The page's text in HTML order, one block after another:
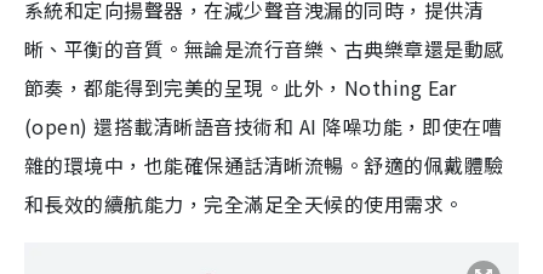
系統和定向揚聲器，在減少聲音洩漏的同時，提供清
晰、平衡的音質。無論是流行音樂、古典樂章還是動感
節奏，都能得到完美的呈現。此外，Nothing Ear
(open) 還搭載清晰語音技術和 AI 降噪功能，即使在嘈
雜的環境中，也能確保通話清晰流暢。舒適的佩戴體驗
和長效的續航能力，完全滿足全天候的使用需求。